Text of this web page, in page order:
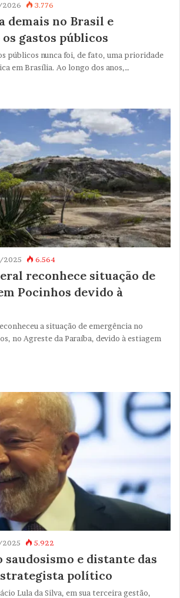
3.776
demais no Brasil e
gastos públicos
públicos nunca foi, de fato, uma prioridade
em Brasília. Ao longo dos anos,…
6.564
reconhece situação de
Pocinhos devido à
a situação de emergência no
no Agreste da Paraíba, devido à estiagem
5.922
saudosismo e distante das
político
Lula da Silva, em sua terceira gestão,